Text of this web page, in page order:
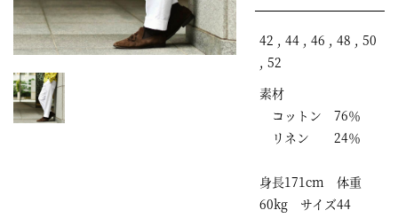
42 , 44 , 46 , 48 , 50
, 52
素材
コットン 76％
リネン 24％
身長171cm 体重
60kg サイズ44